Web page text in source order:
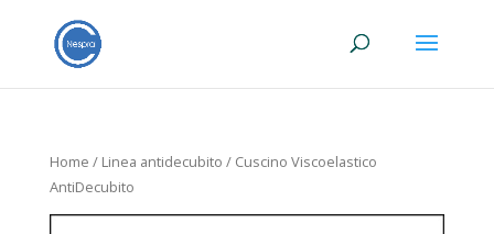
Home / Linea antidecubito / Cuscino Viscoelastico
AntiDecubito